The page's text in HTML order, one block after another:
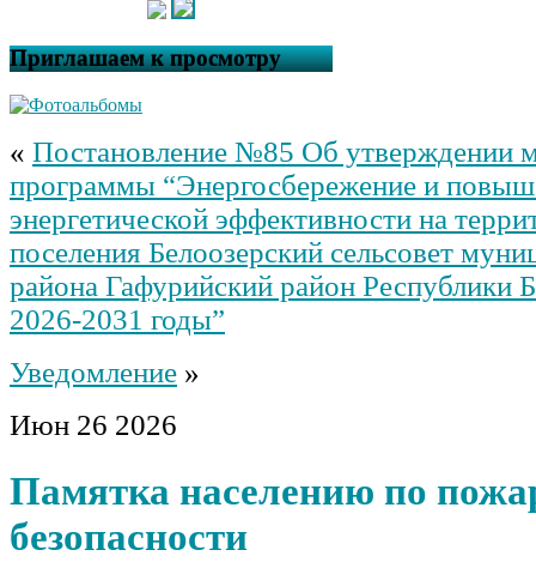
Приглашаем к просмотру
« Постановление №85 Об утверждении
программы “Энергосбережение и
энергетической эффективности на
поселения Белоозерский сельсовет
района Гафурийский район Республики
2026-2031 годы”
Уведомление »
Июн 26 2026
Памятка населению по
безопасности